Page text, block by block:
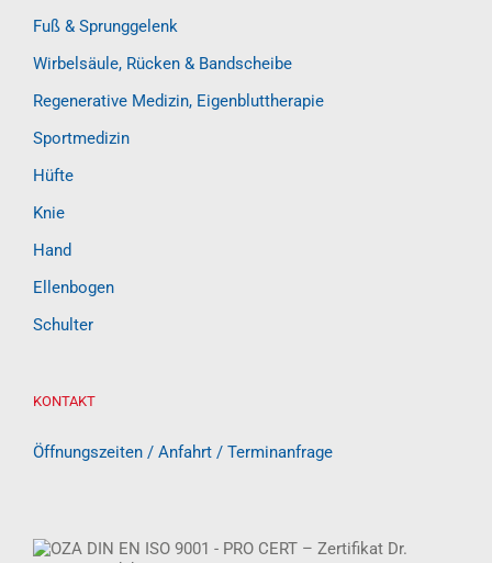
Fuß & Sprunggelenk
Wirbelsäule, Rücken & Bandscheibe
Regenerative Medizin, Eigenbluttherapie
Sportmedizin
Hüfte
Knie
Hand
Ellenbogen
Schulter
KONTAKT
Öffnungszeiten / Anfahrt / Terminanfrage